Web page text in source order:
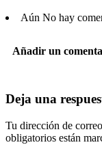
Aún No hay
Añadir un
Deja una
Tu dirección de
obligatorios están